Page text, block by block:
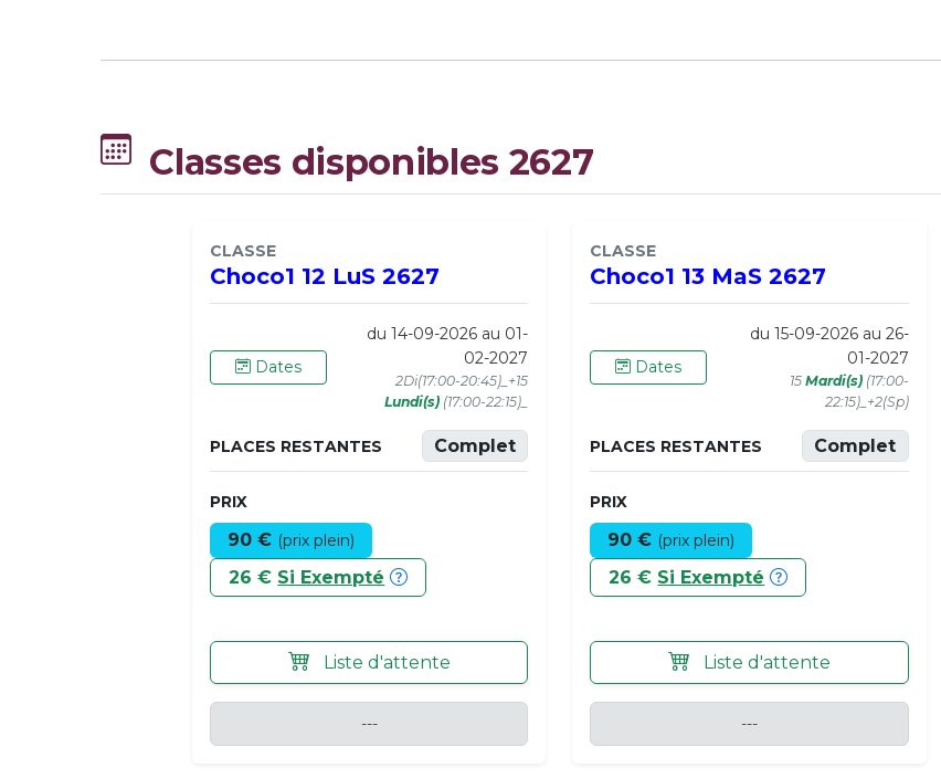
Classes disponibles 2627
CLASSE
Choco1 12 LuS 2627
Dates
du 14-09-2026 au 01-
02-2027
2Di(17:00-20:45)_+15
Lundi(s) (17:00-22:15)_
PLACES RESTANTES Complet
PRIX
90 € (prix plein)
26 € Si Exempté
Liste d'attente
---
CLASSE
Choco1 13 MaS 2627
Dates
du 15-09-2026 au 26-
01-2027
15 Mardi(s)(17:00-
22:15)_+2(Sp)
PLACES RESTANTES Complet
PRIX
90 € (prix plein)
26 € Si Exempté
Liste d'attente
---